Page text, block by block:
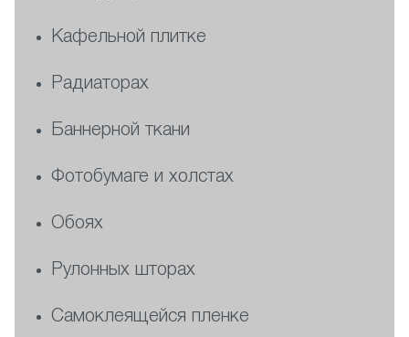
Кафельной плитке
Радиаторах
Баннерной ткани
Фотобумаге и холстах
Обоях
Рулонных шторах
Самоклеящейся пленке